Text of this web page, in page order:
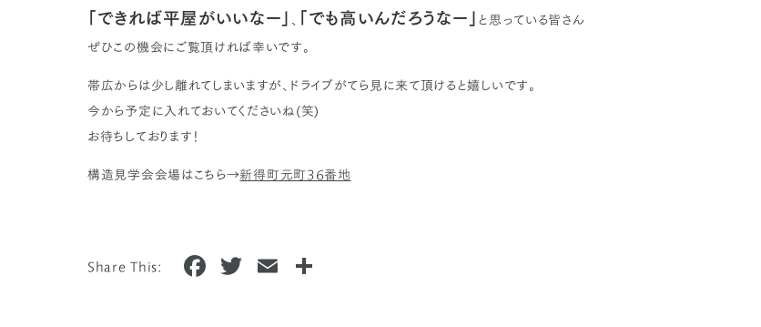
「できれば平屋がいいなー」 、 「でも高いんだろうなー」と思っている皆さん
ぜひこの機会にご覧頂ければ幸いです。
帯広からは少し離れてしまいますが、ドライブがてら見に来て頂けると嬉しいです。
今から予定に入れておいてくださいね(笑)
お待ちしております！
構造見学会会場はこちら→新得町元町36番地
Share This: F T E